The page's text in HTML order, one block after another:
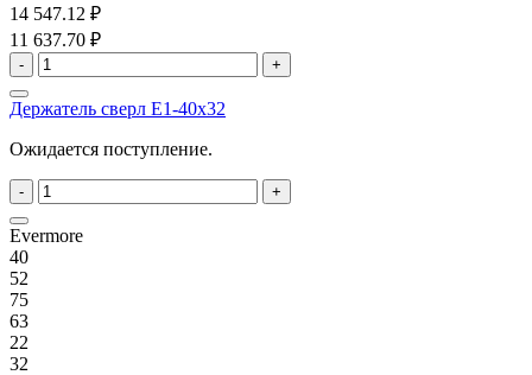
14 547.12 ₽
11 637.70 ₽
- +
Держатель сверл E1-40x32
Ожидается поступление.
- +
Evermore
40
52
75
63
22
32